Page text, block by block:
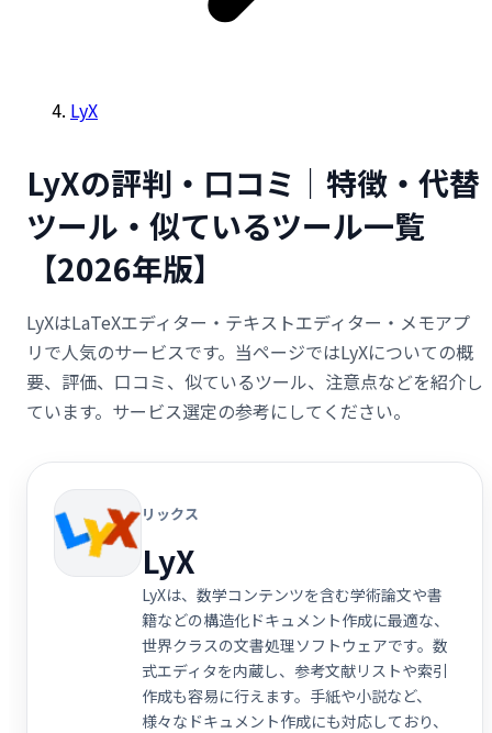
LyX
LyXの評判・口コミ｜特徴・代替
ツール・似ているツール一覧
【2026年版】
LyXはLaTeXエディター・テキストエディター・メモアプ
リで人気のサービスです。当ページではLyXについての概
要、評価、口コミ、似ているツール、注意点などを紹介し
ています。サービス選定の参考にしてください。
リックス
LyX
LyXは、数学コンテンツを含む学術論文や書
籍などの構造化ドキュメント作成に最適な、
世界クラスの文書処理ソフトウェアです。数
式エディタを内蔵し、参考文献リストや索引
作成も容易に行えます。手紙や小説など、
様々なドキュメント作成にも対応しており、